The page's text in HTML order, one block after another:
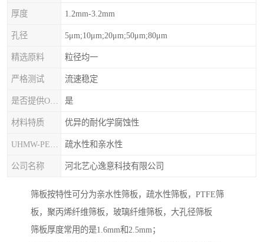
厚度 1.2mm-3.2mm
孔径 5μm;10μm;20μm;50μm;80μm
精选原料 粒径均一
严格测试 流速稳定
是
材料特质 优异的耐化学腐蚀性
疏水性和亲水性
公司名称 河北艺心逸意科技有限公司
筛板按特性可分为亲水性筛板，疏水性筛板，PTFE筛
板，聚丙烯纤维筛板，玻璃纤维筛板，大孔径筛板
筛板厚度常用的是1.6mm和2.5mm；